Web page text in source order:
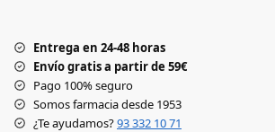
Entrega en 24-48 horas
Envío gratis a partir de 59€
Pago 100% seguro
Somos farmacia desde 1953
¿Te ayudamos?93 332 10 71